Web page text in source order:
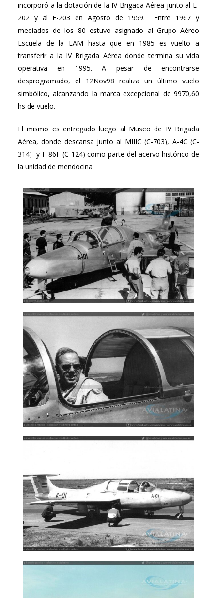
incorporó a la dotación de la IV Brigada Aérea junto al E-
202 y al E-203 en Agosto de 1959. Entre 1967 y
mediados de los 80 estuvo asignado al Grupo Aéreo
Escuela de la EAM hasta que en 1985 es vuelto a
transferir a la IV Brigada Aérea donde termina su vida
operativa en 1995. A pesar de encontrarse
desprogramado, el 12Nov98 realiza un último vuelo
simbólico, alcanzando la marca excepcional de 9970,60
hs de vuelo.
El mismo es entregado luego al Museo de IV Brigada
Aérea, donde descansa junto al MIIIC (C-703), A-4C (C-
314) y F-86F (C-124) como parte del acervo histórico de
la unidad de mendocina.